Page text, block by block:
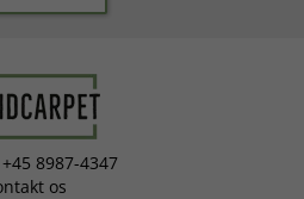
8987-4347
os